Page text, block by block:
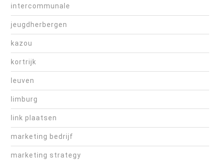
intercommunale
jeugdherbergen
kazou
kortrijk
leuven
limburg
link plaatsen
marketing bedrijf
marketing strategy